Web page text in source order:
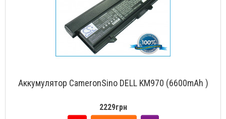
Аккумулятор CameronSino DELL KM970 (6600mAh )
2229грн